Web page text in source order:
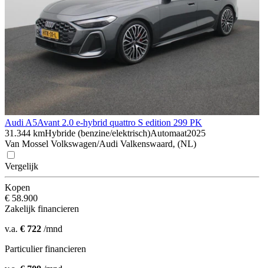
Audi A5Avant 2.0 e-hybrid quattro S edition 299 PK
31.344 kmHybride (benzine/elektrisch)Automaat2025
Van Mossel Volkswagen/Audi Valkenswaard, (NL)
Vergelijk
Kopen
€ 58.900
Zakelijk financieren
v.a. € 722 /mnd
Particulier financieren